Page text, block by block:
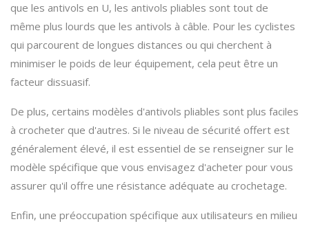
que les antivols en U, les antivols pliables sont tout de
même plus lourds que les antivols à câble. Pour les cyclistes
qui parcourent de longues distances ou qui cherchent à
minimiser le poids de leur équipement, cela peut être un
facteur dissuasif.
De plus, certains modèles d'antivols pliables sont plus faciles
à crocheter que d'autres. Si le niveau de sécurité offert est
généralement élevé, il est essentiel de se renseigner sur le
modèle spécifique que vous envisagez d'acheter pour vous
assurer qu'il offre une résistance adéquate au crochetage.
Enfin, une préoccupation spécifique aux utilisateurs en milieu